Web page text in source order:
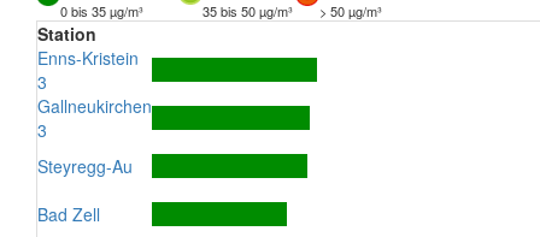
0 bis 35 µg/m³
35 bis 50 µg/m³ > 50 µg/m³
Station
Enns-Kristein
3
Gallneukirchen
3
Steyregg-Au
Bad Zell